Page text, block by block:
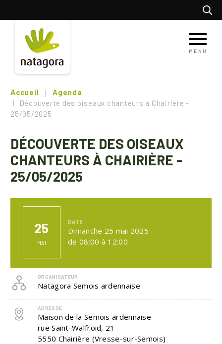
principal
MENU
Accueil
Agenda
Découverte des oiseaux chanteurs à Chairière -
25/05/2025
DÉCOUVERTE DES OISEAUX
CHANTEURS À CHAIRIÈRE -
25/05/2025
25
MAI
DATE
Dimanche 25 mai 2025
de 08:00 à 12:00
ORGANISATEUR
Natagora Semois ardennaise
ADRESSE
Maison de la Semois ardennaise
rue Saint-Walfroid, 21
5550 Chairière (Vresse-sur-Semois)